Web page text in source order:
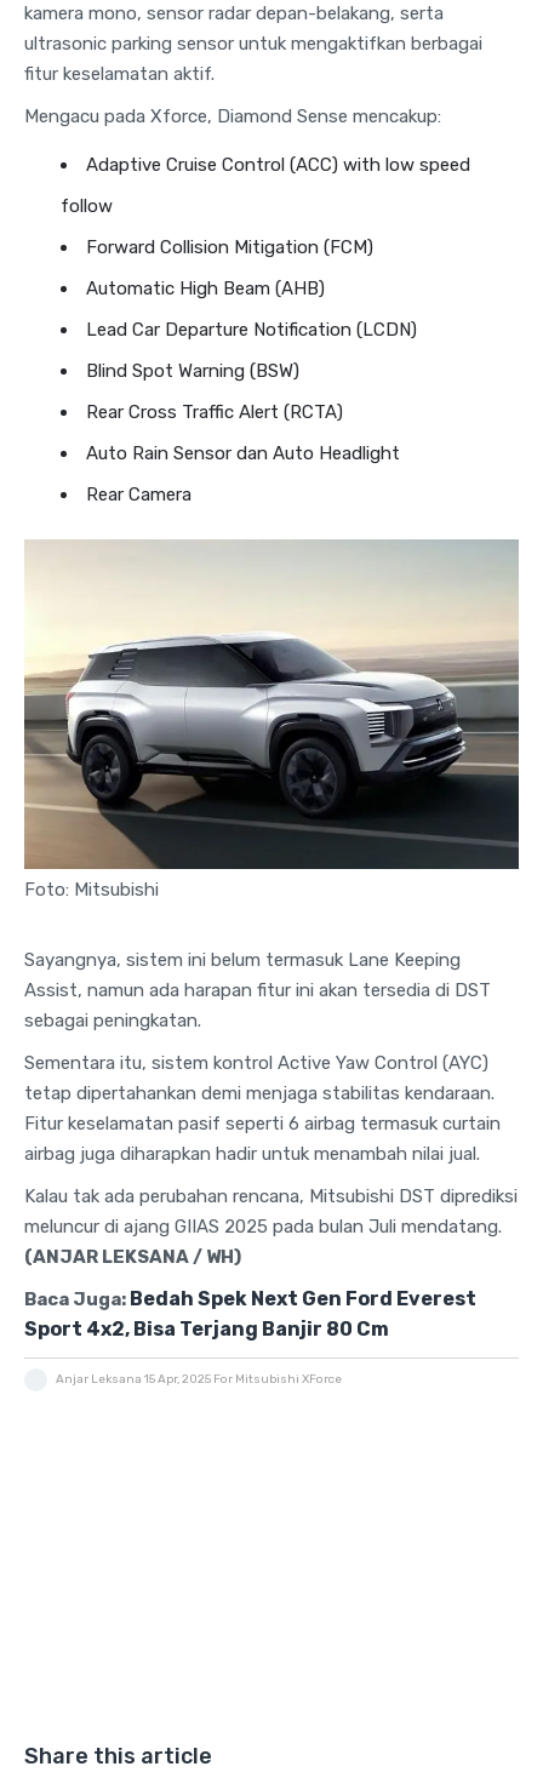
kamera mono, sensor radar depan-belakang, serta
ultrasonic parking sensor untuk mengaktifkan berbagai
fitur keselamatan aktif.
Mengacu pada Xforce, Diamond Sense mencakup:
Adaptive Cruise Control (ACC) with low speed
follow
Forward Collision Mitigation (FCM)
Automatic High Beam (AHB)
Lead Car Departure Notification (LCDN)
Blind Spot Warning (BSW)
Rear Cross Traffic Alert (RCTA)
Auto Rain Sensor dan Auto Headlight
Rear Camera
Foto: Mitsubishi
Sayangnya, sistem ini belum termasuk Lane Keeping
Assist, namun ada harapan fitur ini akan tersedia di DST
sebagai peningkatan.
Sementara itu, sistem kontrol Active Yaw Control (AYC)
tetap dipertahankan demi menjaga stabilitas kendaraan.
Fitur keselamatan pasif seperti 6 airbag termasuk curtain
airbag juga diharapkan hadir untuk menambah nilai jual.
Kalau tak ada perubahan rencana, Mitsubishi DST diprediksi
meluncur di ajang GIIAS 2025 pada bulan Juli mendatang.
(ANJAR LEKSANA / WH)
Baca Juga: Bedah Spek Next Gen Ford Everest
Sport 4x2, Bisa Terjang Banjir 80 Cm
Anjar Leksana 15 Apr, 2025 For Mitsubishi XForce
Share this article